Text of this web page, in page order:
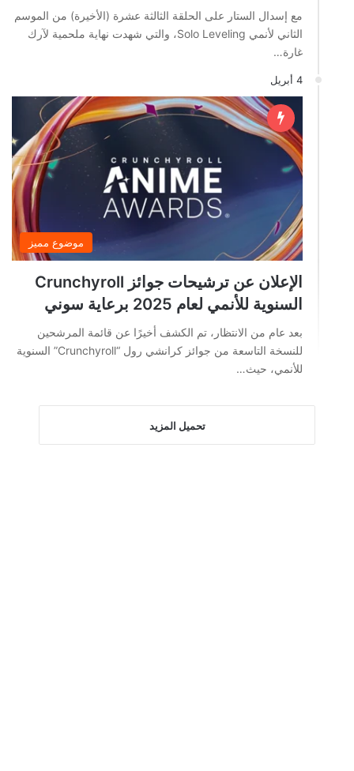
مع إسدال الستار على الحلقة الثالثة عشرة (الأخيرة) من الموسم
الثاني لأنمي Solo Leveling، والتي شهدت نهاية ملحمية لآرك
غارة…
4 أبريل
موضوع مميز
الإعلان عن ترشيحات جوائز Crunchyroll
السنوية للأنمي لعام 2025 برعاية سوني
بعد عام من الانتظار، تم الكشف أخيرًا عن قائمة المرشحين
للنسخة التاسعة من جوائز كرانشي رول “Crunchyroll” السنوية
للأنمي، حيث…
تحميل المزيد